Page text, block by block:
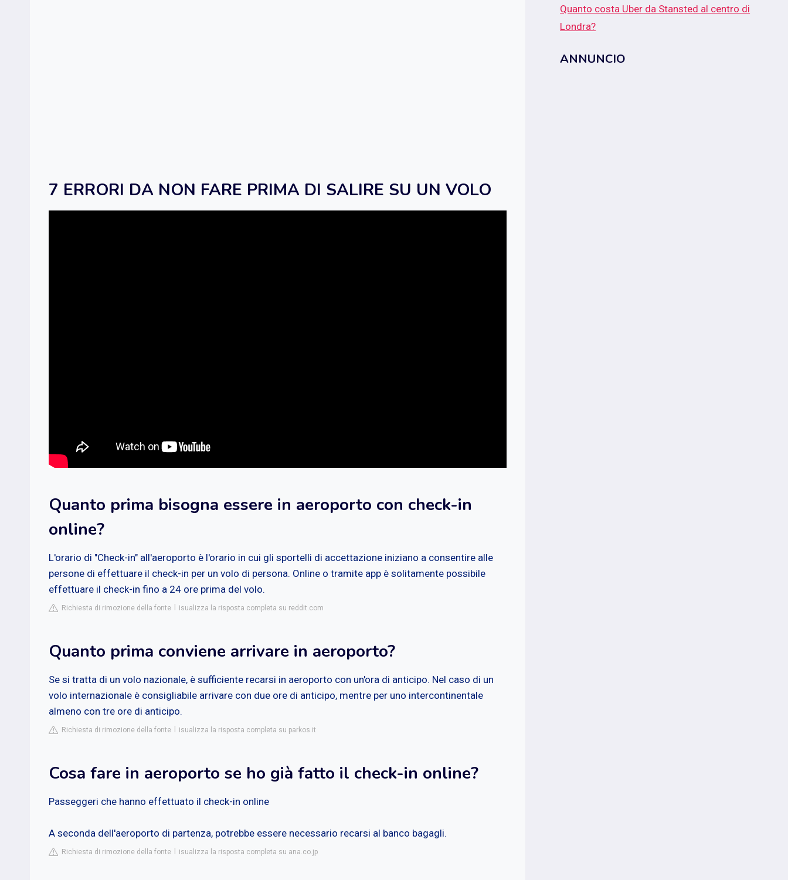
7 ERRORI DA NON FARE PRIMA DI SALIRE SU UN VOLO
Quanto prima bisogna essere in aeroporto con check-in
online?
L'orario di "Check-in" all'aeroporto è l'orario in cui gli sportelli di accettazione iniziano a consentire alle
persone di effettuare il check-in per un volo di persona. Online o tramite app è solitamente possibile
effettuare il check-in fino a 24 ore prima del volo.
Richiesta di rimozione della fonte isualizza la risposta completa su reddit.com
Quanto prima conviene arrivare in aeroporto?
Se si tratta di un volo nazionale, è sufficiente recarsi in aeroporto con un'ora di anticipo. Nel caso di un
volo internazionale è consigliabile arrivare con due ore di anticipo, mentre per uno intercontinentale
almeno con tre ore di anticipo.
Richiesta di rimozione della fonte isualizza la risposta completa su parkos.it
Cosa fare in aeroporto se ho già fatto il check-in online?
Passeggeri che hanno effettuato il check-in online
A seconda dell'aeroporto di partenza, potrebbe essere necessario recarsi al banco bagagli.
Richiesta di rimozione della fonte isualizza la risposta completa su ana.co.jp
Quanto costa Uber da Stansted al centro di
Londra?
ANNUNCIO